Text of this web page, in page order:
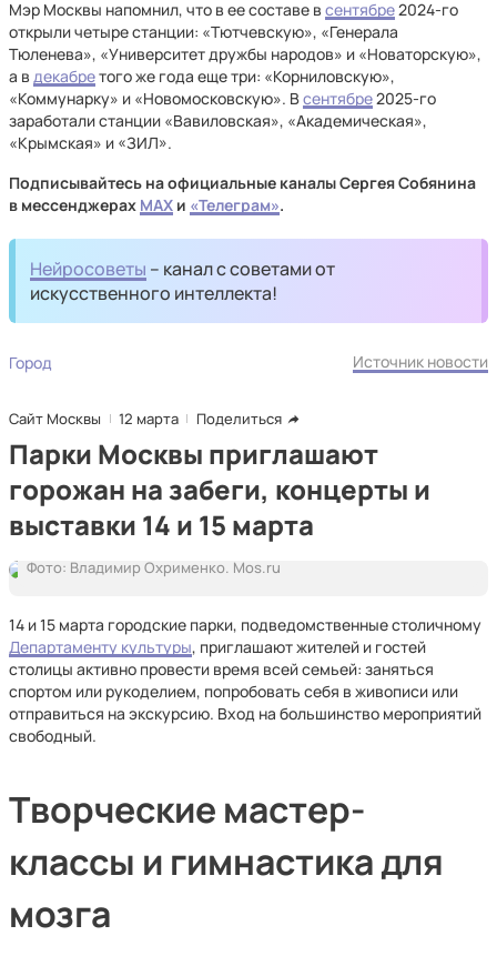
Мэр Москвы напомнил, что в ее составе в сентябре2024-го
открыли четыре станции: «Тютчевскую», «Генерала
Тюленева», «Университет дружбы народов» и «Новаторскую»,
а в декабретого же года еще три: «Корниловскую»,
«Коммунарку» и «Новомосковскую». Всентябре2025-го
заработали станции «Вавиловская», «Академическая»,
«Крымская» и «ЗИЛ».
Подписывайтесь на официальные каналы Сергея Собянина
в мессенджерах MAX и «Телеграм».
Нейросоветы – канал с советами от
искусственного интеллекта!
Город Источник новости
Сайт Москвы 12 марта Поделиться
Парки Москвы приглашают
горожан на забеги, концерты и
выставки 14 и 15 марта
Фото: Владимир Охрименко. Mos.ru
14 и 15 марта городские парки, подведомственные столичному
Департаменту культуры, приглашают жителей и гостей
столицы активно провести время всей семьей: заняться
спортом или рукоделием, попробовать себя в живописи или
отправиться на экскурсию. Вход на большинство мероприятий
свободный.
Творческие мастер-
классы и гимнастика для
мозга